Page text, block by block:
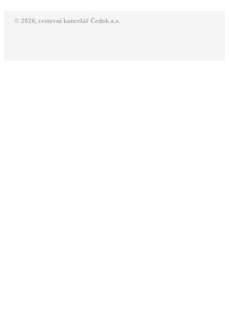
© 2026, cestovní kancelář Čedok a.s.